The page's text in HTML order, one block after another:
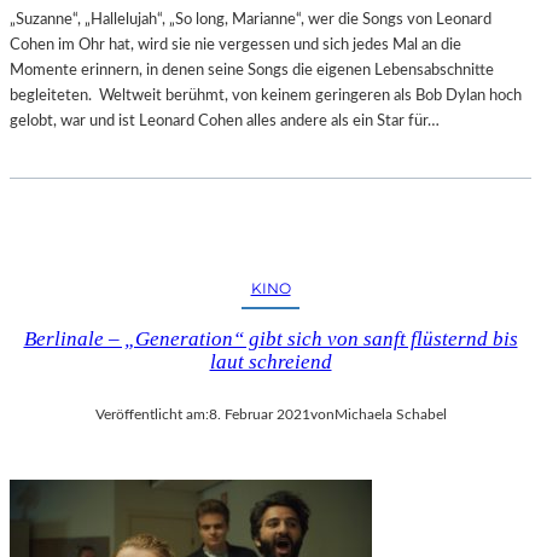
„Suzanne“, „Hallelujah“, „So long, Marianne“, wer die Songs von Leonard
Cohen im Ohr hat, wird sie nie vergessen und sich jedes Mal an die
Momente erinnern, in denen seine Songs die eigenen Lebensabschnitte
begleiteten. Weltweit berühmt, von keinem geringeren als Bob Dylan hoch
gelobt, war und ist Leonard Cohen alles andere als ein Star für…
KINO
Berlinale – „Generation“ gibt sich von sanft flüsternd bis
laut schreiend
Veröffentlicht am:8. Februar 2021vonMichaela Schabel